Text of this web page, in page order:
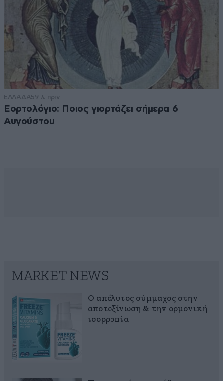
ΕΛΛΑΔΑ59 λ. πριν
Εορτολόγιο: Ποιος γιορτάζει σήμερα 6
Αυγούστου
MARKET NEWS
Ο απόλυτος σύμμαχος στην
αποτοξίνωση & την ορμονική
ισορροπία